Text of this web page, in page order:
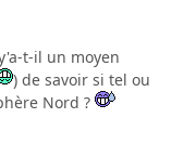
t-il un moyen
) de savoir si tel ou
Nord ?